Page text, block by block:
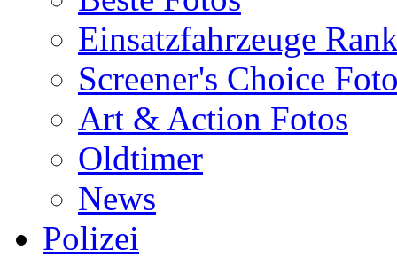
Einsatzfahrzeuge
Screener's Choice
Art & Action Fotos
Oldtimer
News
Polizei